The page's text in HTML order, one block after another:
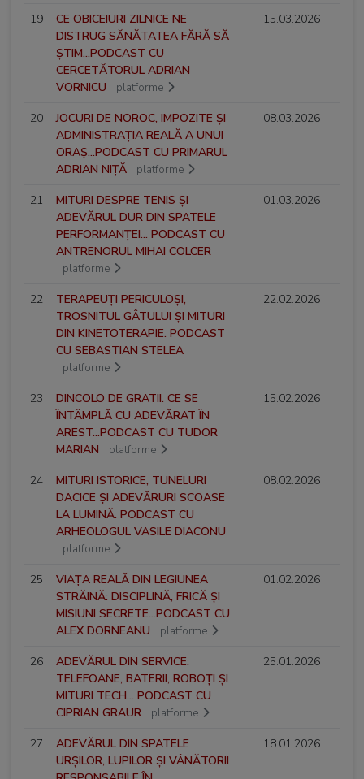
19
CE OBICEIURI ZILNICE NE
DISTRUG SĂNĂTATEA FĂRĂ SĂ
ȘTIM...PODCAST CU
CERCETĂTORUL ADRIAN
VORNICU
platforme
15.03.2026
20
JOCURI DE NOROC, IMPOZITE ȘI
ADMINISTRAȚIA REALĂ A UNUI
ORAȘ...PODCAST CU PRIMARUL
ADRIAN NIȚĂ
platforme
08.03.2026
21
MITURI DESPRE TENIS ȘI
ADEVĂRUL DUR DIN SPATELE
PERFORMANȚEI... PODCAST CU
ANTRENORUL MIHAI COLCER
platforme
01.03.2026
22
TERAPEUȚI PERICULOȘI,
TROSNITUL GÂTULUI ȘI MITURI
DIN KINETOTERAPIE. PODCAST
CU SEBASTIAN STELEA
platforme
22.02.2026
23
DINCOLO DE GRATII. CE SE
ÎNTÂMPLĂ CU ADEVĂRAT ÎN
AREST...PODCAST CU TUDOR
MARIAN
platforme
15.02.2026
24
MITURI ISTORICE, TUNELURI
DACICE ȘI ADEVĂRURI SCOASE
LA LUMINĂ. PODCAST CU
ARHEOLOGUL VASILE DIACONU
platforme
08.02.2026
25
VIAȚA REALĂ DIN LEGIUNEA
STRĂINĂ: DISCIPLINĂ, FRICĂ ȘI
MISIUNI SECRETE...PODCAST CU
ALEX DORNEANU
platforme
01.02.2026
26
ADEVĂRUL DIN SERVICE:
TELEFOANE, BATERII, ROBOȚI ȘI
MITURI TECH... PODCAST CU
CIPRIAN GRAUR
platforme
25.01.2026
27
ADEVĂRUL DIN SPATELE
URȘILOR, LUPILOR ȘI VÂNĂTORII
18.01.2026